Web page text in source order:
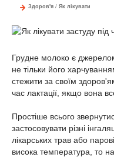
Здоров'я / Як лікувати
Грудне молоко є
не тільки його
стежити за своїм
час лактації, якщо вона
Простіше всього
застосовувати різні
лікарських трав або
висока температура, то